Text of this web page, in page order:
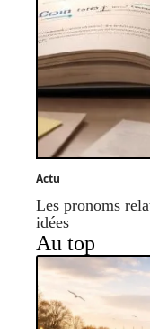
Actu
Les pronoms
idées
Au top